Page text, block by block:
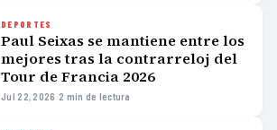
DEPORTES
Paul Seixas se mantiene entre los
mejores tras la contrarreloj del
Tour de Francia 2026
Jul 22, 2026 ·2 min de lectura